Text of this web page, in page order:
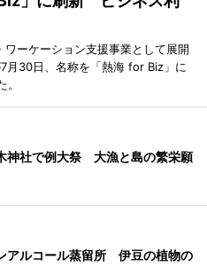
ーケーション支援事業として展開
月30日、名称を「熱海 for Biz」に
神社で例大祭 大漁と島の繁栄願
アルコール蒸留所 伊豆の植物の